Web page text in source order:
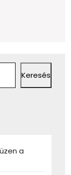
Keresés
a